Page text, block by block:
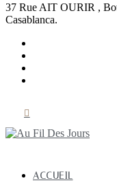
37 Rue AIT OURIR ,
Casablanca.
ACCUEIL